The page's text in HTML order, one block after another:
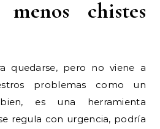
chistes
quedarse, pero no viene a
problemas como un
es una herramienta
regula con urgencia, podría